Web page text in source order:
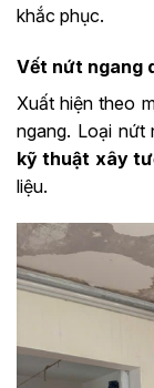
khắc phục.
Vết nứt ngang
Xuất hiện theo
ngang. Loại nứt
kỹ thuật xây
liệu.